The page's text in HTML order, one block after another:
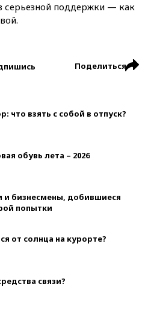
серьезной поддержки — как
Поделиться
что взять с собой в отпуск?
обувь лета – 2026
и бизнесмены, добившиеся
попытки
от солнца на курорте?
связи?